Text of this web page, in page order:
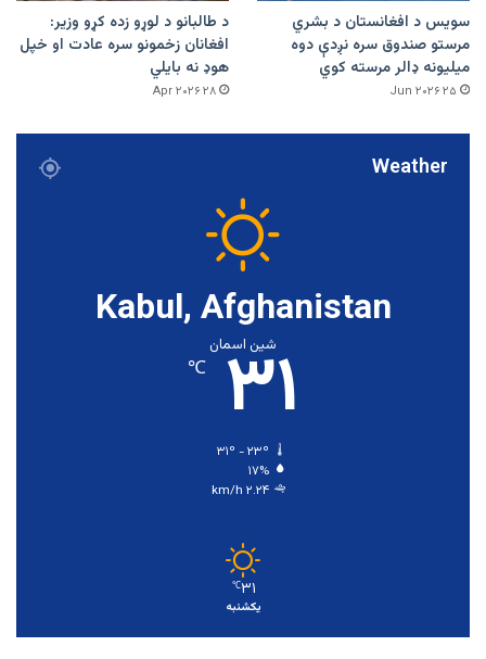
سویس د افغانستان د بشري
مرستو صندوق سره نږدې دوه
میلیونه ډالر مرسته کوي
۲۵ Jun ۲۰۲۶
د طالبانو د لوړو زده کړو وزیر:
افغانان زخمونو سره عادت او خپل
هوډ نه بایلي
۲۸ Apr ۲۰۲۶
Weather
Kabul, Afghanistan
شین اسمان
۳۱ ℃
۱۷%
۲.۲۴ km/h
۳۱℃
یکشنبه